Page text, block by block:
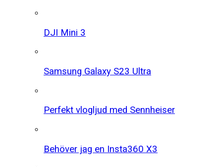
DJI Mini 3
Samsung Galaxy S23 Ultra
Perfekt vlogljud med Sennheiser
Behöver jag en Insta360 X3